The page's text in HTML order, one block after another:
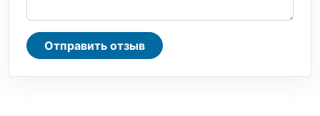
Отправить отзыв